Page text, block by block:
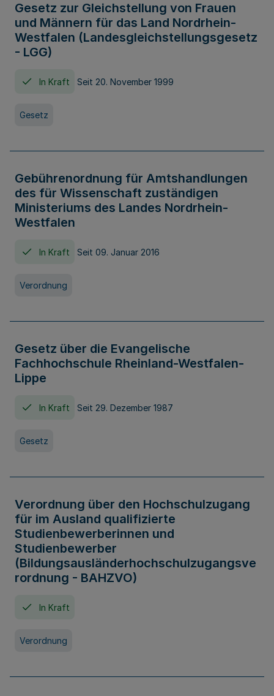
Gesetz zur Gleichstellung von Frauen
und Männern für das Land Nordrhein-
Westfalen (Landesgleichstellungsgesetz
- LGG)
In Kraft Seit 20. November 1999
Gesetz
Gebührenordnung für Amtshandlungen
des für Wissenschaft zuständigen
Ministeriums des Landes Nordrhein-
Westfalen
In Kraft Seit 09. Januar 2016
Verordnung
Gesetz über die Evangelische
Fachhochschule Rheinland-Westfalen-
Lippe
In Kraft Seit 29. Dezember 1987
Gesetz
Verordnung über den Hochschulzugang
für im Ausland qualifizierte
Studienbewerberinnen und
Studienbewerber
(Bildungsausländerhochschulzugangsve
rordnung - BAHZVO)
In Kraft
Verordnung